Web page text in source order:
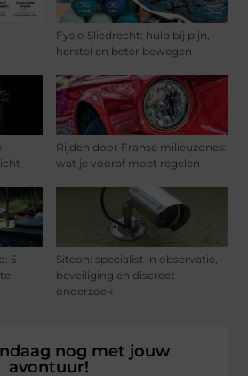
Fysio Sliedrecht: hulp bij pijn,
herstel en beter bewegen
Rijden door Franse milieuzones:
wat je vooraf moet regelen
5
Sitcon: specialist in observatie,
beveiliging en discreet
onderzoek
nog met jouw
avontuur!